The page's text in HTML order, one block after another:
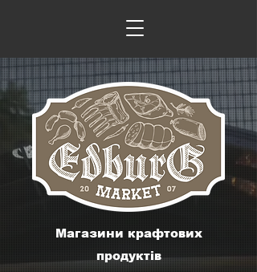
Магазини крафтових
продуктів